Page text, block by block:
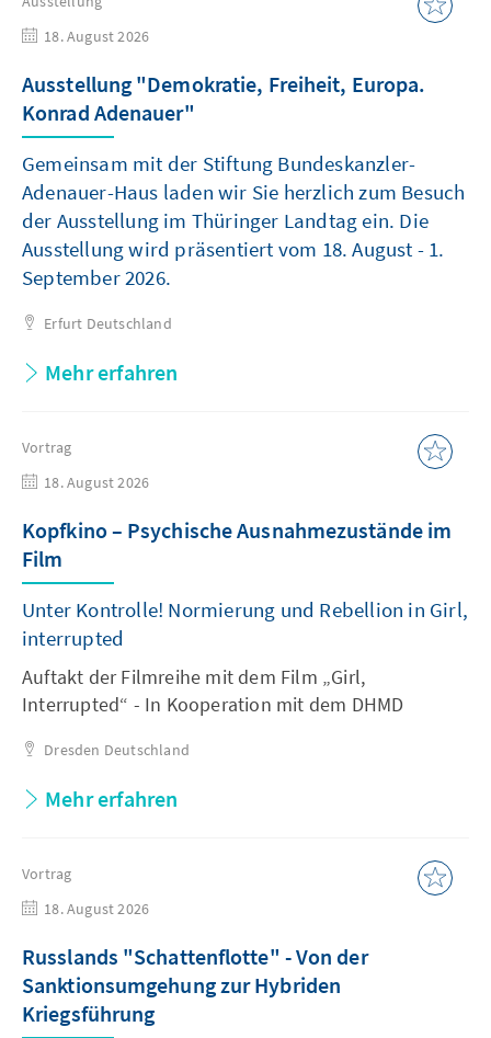
18. August 2026
Ausstellung "Demokratie, Freiheit, Europa.
Konrad Adenauer"
Gemeinsam mit der Stiftung Bundeskanzler-
Adenauer-Haus laden wir Sie herzlich zum Besuch
der Ausstellung im Thüringer Landtag ein. Die
Ausstellung wird präsentiert vom 18. August - 1.
September 2026.
Erfurt Deutschland
Mehr erfahren
Vortrag
18. August 2026
Kopfkino – Psychische Ausnahmezustände im
Film
Unter Kontrolle! Normierung und Rebellion in Girl,
interrupted
Auftakt der Filmreihe mit dem Film „Girl,
Interrupted“ - In Kooperation mit dem DHMD
Dresden Deutschland
Mehr erfahren
Vortrag
18. August 2026
Russlands "Schattenflotte" - Von der
Sanktionsumgehung zur Hybriden
Kriegsführung